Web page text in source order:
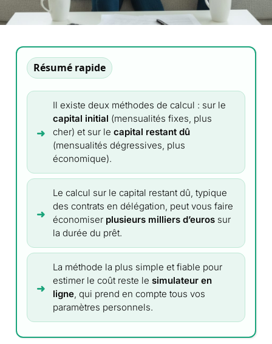
Résumé rapide
Il existe deux méthodes de calcul : sur le
capital initial (mensualités fixes, plus
cher) et sur lecapital restant dû
(mensualités dégressives, plus
économique).
Le calcul sur le capital restant dû, typique
des contrats en délégation, peut vous faire
économiser plusieurs milliers d’euros sur
la durée du prêt.
La méthode la plus simple et fiable pour
estimer le coût reste lesimulateur en
ligne, qui prend en compte tous vos
paramètres personnels.